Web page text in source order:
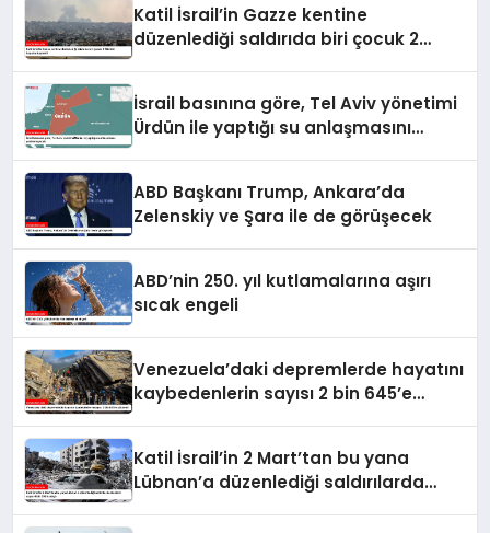
Katil İsrail’in Gazze kentine
düzenlediği saldırıda biri çocuk 2
İsrail basınına göre, Tel Aviv yönetimi
Ürdün ile yaptığı su anlaşmasını
ABD Başkanı Trump, Ankara’da
Zelenskiy ve Şara ile de görüşecek
ABD’nin 250. yıl kutlamalarına aşırı
sıcak engeli
Venezuela’daki depremlerde hayatını
kaybedenlerin sayısı 2 bin 645’e
Katil İsrail’in 2 Mart’tan bu yana
Lübnan’a düzenlediği saldırılarda